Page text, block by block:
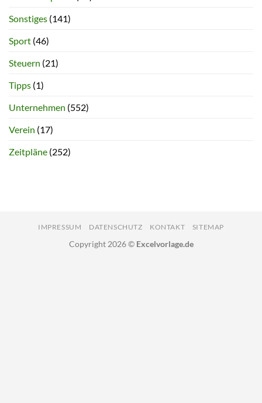
Sonstiges (141)
Sport (46)
Steuern (21)
Tipps (1)
Unternehmen (552)
Verein (17)
Zeitpläne (252)
IMPRESSUM DATENSCHUTZ KONTAKT SITEMAP
Copyright 2026 © Excelvorlage.de